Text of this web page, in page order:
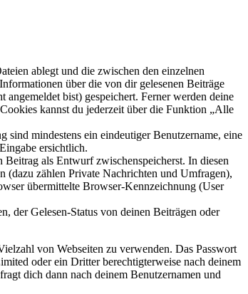
ablegt und die zwischen den einzelnen
über die von dir gelesenen Beiträge
bist) gespeichert. Ferner werden deine
kannst du jederzeit über die Funktion „Alle
mindestens ein eindeutiger Benutzername, eine
ersichtlich.
als Entwurf zwischenspeicherst. In diesen
zählen Private Nachrichten und Umfragen),
übermittelte Browser-Kennzeichnung (User
der Gelesen-Status von deinen Beiträgen oder
von Webseiten zu verwenden. Das Passwort
oder ein Dritter berechtigterweise nach deinem
dich dann nach deinem Benutzernamen und